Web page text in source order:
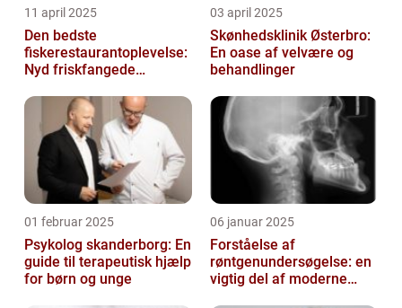
11 april 2025
Den bedste
fiskerestaurantoplevelse:
Nyd friskfangede
03 april 2025
Skønhedsklinik Østerbro:
En oase af velvære og
behandlinger
01 februar 2025
Psykolog skanderborg: En
guide til terapeutisk hjælp
for børn og unge
06 januar 2025
Forståelse af
røntgenundersøgelse: en
vigtig del af moderne